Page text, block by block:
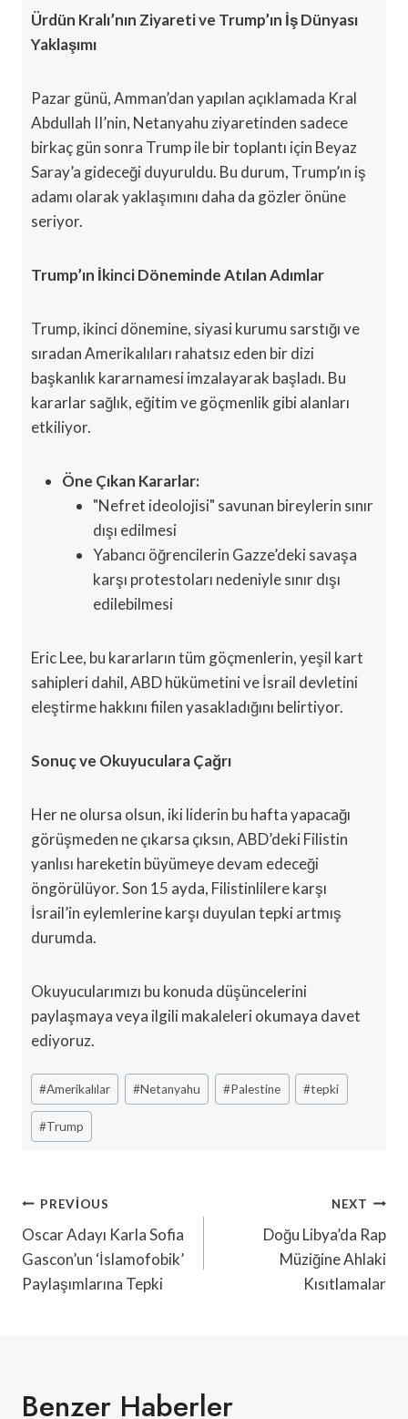
Ürdün Kralı’nın Ziyareti ve Trump’ın İş Dünyası
Yaklaşımı
Pazar günü, Amman’dan yapılan açıklamada Kral
Abdullah II’nin, Netanyahu ziyaretinden sadece
birkaç gün sonra Trump ile bir toplantı için Beyaz
Saray’a gideceği duyuruldu. Bu durum, Trump’ın iş
adamı olarak yaklaşımını daha da gözler önüne
seriyor.
Trump’ın İkinci Döneminde Atılan Adımlar
Trump, ikinci dönemine, siyasi kurumu sarstığı ve
sıradan Amerikalıları rahatsız eden bir dizi
başkanlık kararnamesi imzalayarak başladı. Bu
kararlar sağlık, eğitim ve göçmenlik gibi alanları
etkiliyor.
Öne Çıkan Kararlar:
"Nefret ideolojisi" savunan bireylerin sınır
dışı edilmesi
Yabancı öğrencilerin Gazze’deki savaşa
karşı protestoları nedeniyle sınır dışı
edilebilmesi
Eric Lee, bu kararların tüm göçmenlerin, yeşil kart
sahipleri dahil, ABD hükümetini ve İsrail devletini
eleştirme hakkını fiilen yasakladığını belirtiyor.
Sonuç ve Okuyuculara Çağrı
Her ne olursa olsun, iki liderin bu hafta yapacağı
görüşmeden ne çıkarsa çıksın, ABD’deki Filistin
yanlısı hareketin büyümeye devam edeceği
öngörülüyor. Son 15 ayda, Filistinlilere karşı
İsrail’in eylemlerine karşı duyulan tepki artmış
durumda.
Okuyucularımızı bu konuda düşüncelerini
paylaşmaya veya ilgili makaleleri okumaya davet
ediyoruz.
Post
Tags:
#Amerikalılar #Netanyahu #Palestine #tepki
#Trump
Yazı
Gezinmesi
PREVIOUS
Oscar Adayı Karla Sofia
Gascon’un ‘İslamofobik’
Paylaşımlarına Tepki
NEXT
Doğu Libya’da Rap
Müziğine Ahlaki
Kısıtlamalar
Benzer Haberler